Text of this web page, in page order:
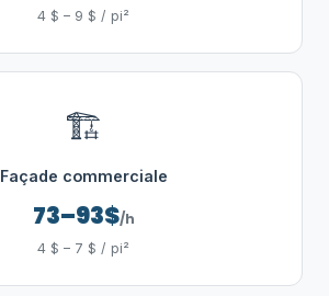
4 $ – 9 $ / pi²
🏗️
Façade commerciale
73–93$/h
4 $ – 7 $ / pi²